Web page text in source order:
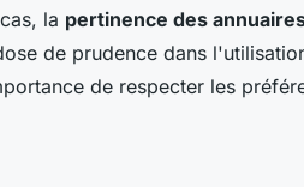
la pertinence des
de prudence dans
de respecter les